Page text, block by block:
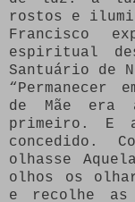
rostos e
Francisco
espiritual
Santuário de
“Permanecer
de Mãe era
primeiro. E
concedido.
olhasse
olhos os
e recolhe